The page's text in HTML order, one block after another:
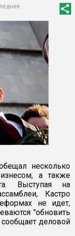
несколько
а также
Выступая на
Кастро
не идет,
"обновить
деловой